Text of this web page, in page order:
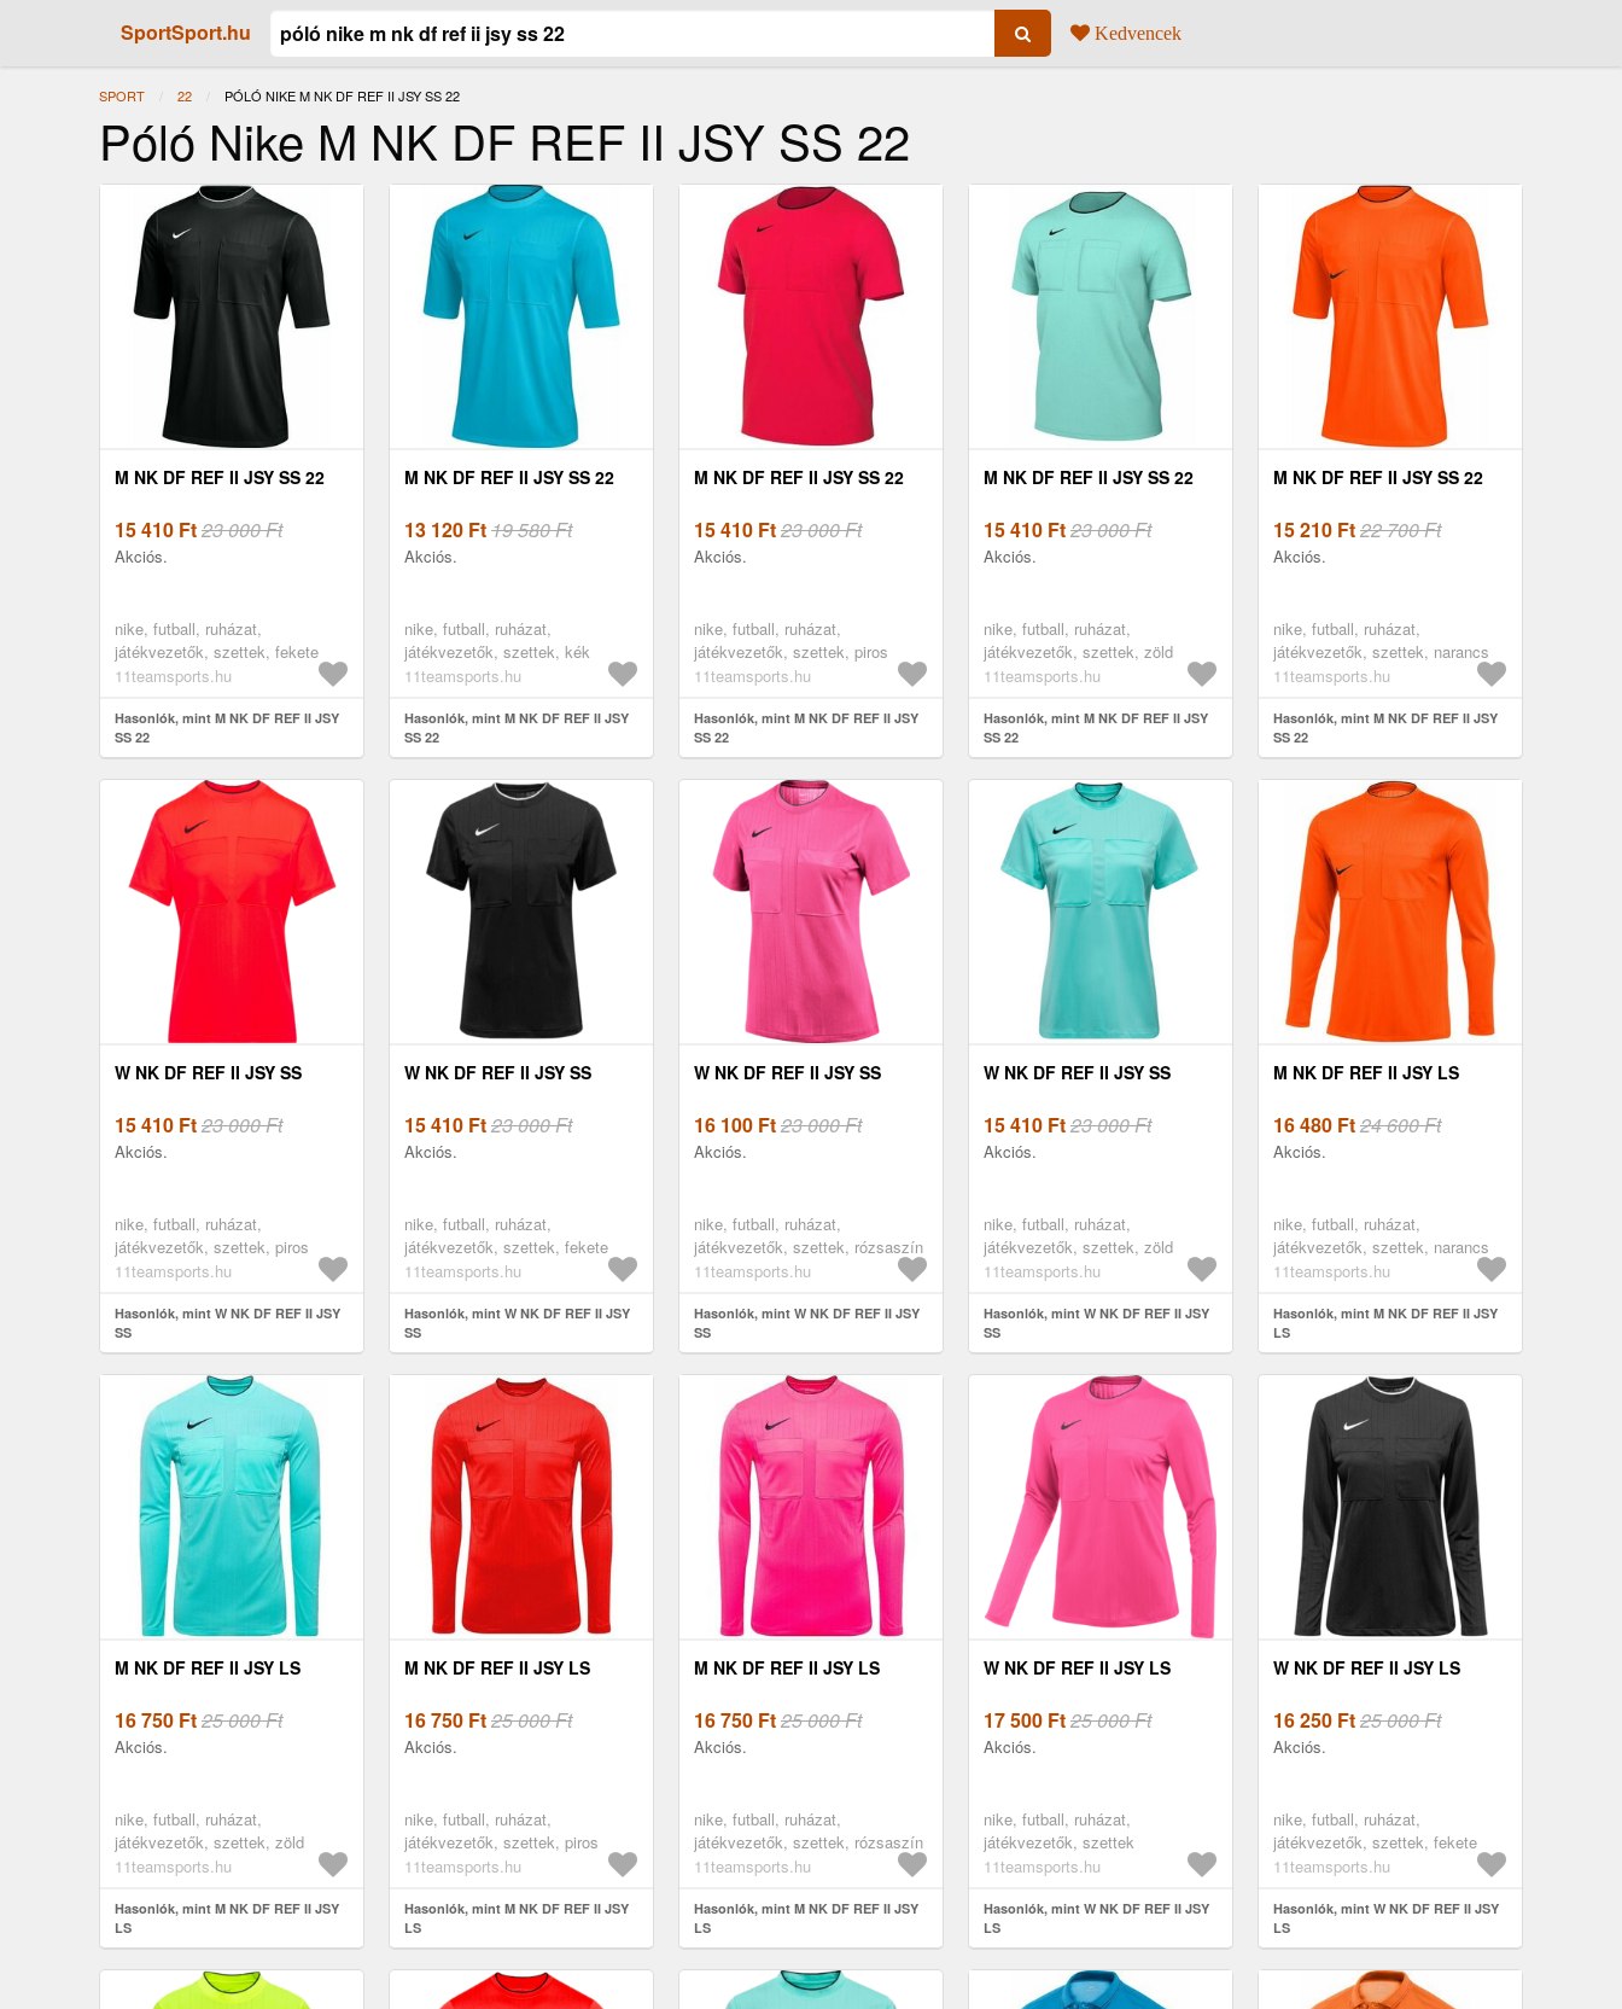
SportSport.hu Kedvencek
SPORT 22 JELENLEGI:
PÓLÓ NIKE M NK DF REF II JSY SS 22
Póló Nike M NK DF REF II JSY SS 22
M NK DF REF II JSY SS 22
15 410 Ft23 000 Ft
Akciós.
nike, futball, ruházat,
játékvezetők, szettek, fekete
11teamsports.hu
Hasonlók, mint M NK DF REF II JSY
SS 22
M NK DF REF II JSY SS 22
13 120 Ft19 580 Ft
Akciós.
nike, futball, ruházat,
játékvezetők, szettek, kék
11teamsports.hu
Hasonlók, mint M NK DF REF II JSY
SS 22
M NK DF REF II JSY SS 22
15 410 Ft23 000 Ft
Akciós.
nike, futball, ruházat,
játékvezetők, szettek, piros
11teamsports.hu
Hasonlók, mint M NK DF REF II JSY
SS 22
M NK DF REF II JSY SS 22
15 410 Ft23 000 Ft
Akciós.
nike, futball, ruházat,
játékvezetők, szettek, zöld
11teamsports.hu
Hasonlók, mint M NK DF REF II JSY
SS 22
M NK DF REF II JSY SS 22
15 210 Ft22 700 Ft
Akciós.
nike, futball, ruházat,
játékvezetők, szettek, narancs
11teamsports.hu
Hasonlók, mint M NK DF REF II JSY
SS 22
W NK DF REF II JSY SS
15 410 Ft23 000 Ft
Akciós.
nike, futball, ruházat,
játékvezetők, szettek, piros
11teamsports.hu
Hasonlók, mint W NK DF REF II JSY
SS
W NK DF REF II JSY SS
15 410 Ft23 000 Ft
Akciós.
nike, futball, ruházat,
játékvezetők, szettek, fekete
11teamsports.hu
Hasonlók, mint W NK DF REF II JSY
SS
W NK DF REF II JSY SS
16 100 Ft23 000 Ft
Akciós.
nike, futball, ruházat,
játékvezetők, szettek, rózsaszín
11teamsports.hu
Hasonlók, mint W NK DF REF II JSY
SS
W NK DF REF II JSY SS
15 410 Ft23 000 Ft
Akciós.
nike, futball, ruházat,
játékvezetők, szettek, zöld
11teamsports.hu
Hasonlók, mint W NK DF REF II JSY
SS
M NK DF REF II JSY LS
16 480 Ft24 600 Ft
Akciós.
nike, futball, ruházat,
játékvezetők, szettek, narancs
11teamsports.hu
Hasonlók, mint M NK DF REF II JSY
LS
M NK DF REF II JSY LS
16 750 Ft25 000 Ft
Akciós.
nike, futball, ruházat,
játékvezetők, szettek, zöld
11teamsports.hu
Hasonlók, mint M NK DF REF II JSY
LS
M NK DF REF II JSY LS
16 750 Ft25 000 Ft
Akciós.
nike, futball, ruházat,
játékvezetők, szettek, piros
11teamsports.hu
Hasonlók, mint M NK DF REF II JSY
LS
M NK DF REF II JSY LS
16 750 Ft25 000 Ft
Akciós.
nike, futball, ruházat,
játékvezetők, szettek, rózsaszín
11teamsports.hu
Hasonlók, mint M NK DF REF II JSY
LS
W NK DF REF II JSY LS
17 500 Ft25 000 Ft
Akciós.
nike, futball, ruházat,
játékvezetők, szettek
11teamsports.hu
Hasonlók, mint W NK DF REF II JSY
LS
W NK DF REF II JSY LS
16 250 Ft25 000 Ft
Akciós.
nike, futball, ruházat,
játékvezetők, szettek, fekete
11teamsports.hu
Hasonlók, mint W NK DF REF II JSY
LS